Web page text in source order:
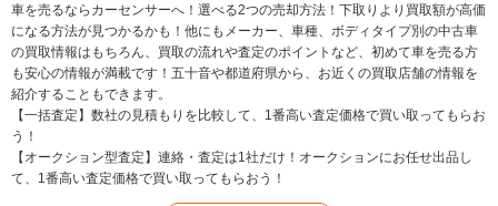
車を売るならカーセンサーへ！選べる2つの売却方法！下取りより買取額が高価
になる方法が見つかるかも！他にもメーカー、車種、ボディタイプ別の中古車
の買取情報はもちろん、買取の流れや査定のポイントなど、初めて車を売る方
も安心の情報が満載です！五十音や都道府県から、お近くの買取店舗の情報を
紹介することもできます。
【一括査定】数社の見積もりを比較して、1番高い査定価格で買い取ってもらお
う！
【オークション型査定】連絡・査定は1社だけ！オークションにお任せ出品し
て、1番高い査定価格で買い取ってもらおう！